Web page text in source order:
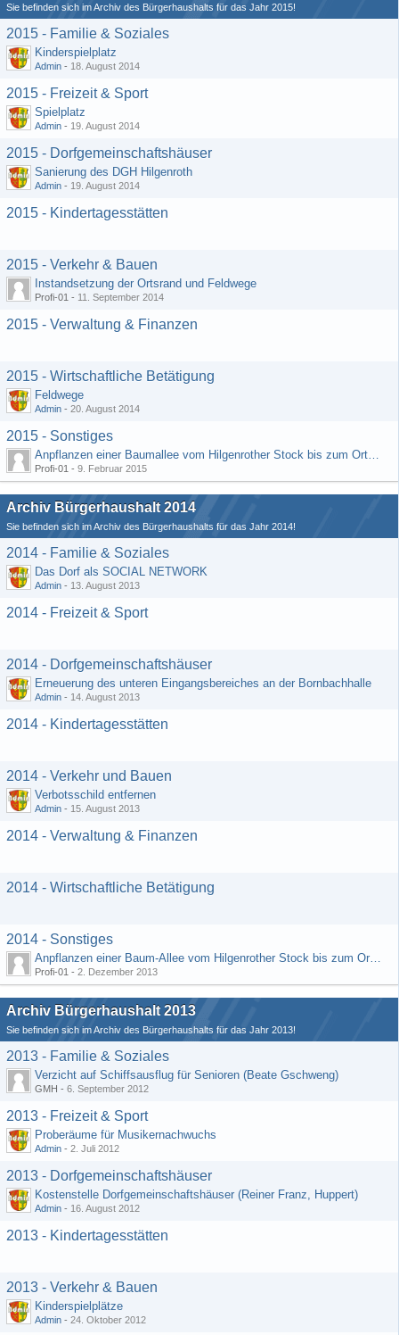
Sie befinden sich im Archiv des Bürgerhaushalts für das Jahr 2015!
2015 - Familie & Soziales
Kinderspielplatz
Admin - 18. August 2014
2015 - Freizeit & Sport
Spielplatz
Admin - 19. August 2014
2015 - Dorfgemeinschaftshäuser
Sanierung des DGH Hilgenroth
Admin - 19. August 2014
2015 - Kindertagesstätten
2015 - Verkehr & Bauen
Instandsetzung der Ortsrand und Feldwege
Profi-01 - 11. September 2014
2015 - Verwaltung & Finanzen
2015 - Wirtschaftliche Betätigung
Feldwege
Admin - 20. August 2014
2015 - Sonstiges
Anpflanzen einer Baumallee vom Hilgenrother Stock bis zum Ortseingang
Profi-01 - 9. Februar 2015
Archiv Bürgerhaushalt 2014
Sie befinden sich im Archiv des Bürgerhaushalts für das Jahr 2014!
2014 - Familie & Soziales
Das Dorf als SOCIAL NETWORK
Admin - 13. August 2013
2014 - Freizeit & Sport
2014 - Dorfgemeinschaftshäuser
Erneuerung des unteren Eingangsbereiches an der Bornbachhalle
Admin - 14. August 2013
2014 - Kindertagesstätten
2014 - Verkehr und Bauen
Verbotsschild entfernen
Admin - 15. August 2013
2014 - Verwaltung & Finanzen
2014 - Wirtschaftliche Betätigung
2014 - Sonstiges
Anpflanzen einer Baum-Allee vom Hilgenrother Stock bis zum Ortseingang
Profi-01 - 2. Dezember 2013
Archiv Bürgerhaushalt 2013
Sie befinden sich im Archiv des Bürgerhaushalts für das Jahr 2013!
2013 - Familie & Soziales
Verzicht auf Schiffsausflug für Senioren (Beate Gschweng)
GMH - 6. September 2012
2013 - Freizeit & Sport
Proberäume für Musikernachwuchs
Admin - 2. Juli 2012
2013 - Dorfgemeinschaftshäuser
Kostenstelle Dorfgemeinschaftshäuser (Reiner Franz, Huppert)
Admin - 16. August 2012
2013 - Kindertagesstätten
2013 - Verkehr & Bauen
Kinderspielplätze
Admin - 24. Oktober 2012